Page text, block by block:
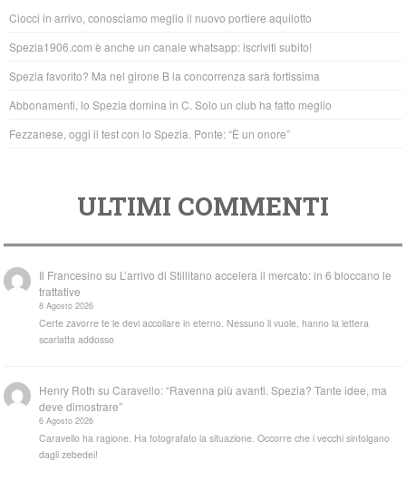
o
o
k
p
p
Ciocci in arrivo, conosciamo meglio il nuovo portiere aquilotto
Spezia1906.com è anche un canale whatsapp: iscriviti subito!
Spezia favorito? Ma nel girone B la concorrenza sarà fortissima
Abbonamenti, lo Spezia domina in C. Solo un club ha fatto meglio
Fezzanese, oggi il test con lo Spezia. Ponte: “È un onore”
ULTIMI COMMENTI
Il Francesino su L’arrivo di Stillitano accelera il mercato: in 6 bloccano le
trattative
8 Agosto 2026
Certe zavorre te le devi accollare in eterno. Nessuno li vuole, hanno la lettera
scarlatta addosso
Henry Roth suCaravello: “Ravenna più avanti. Spezia? Tante idee, ma
deve dimostrare”
6 Agosto 2026
Caravello ha ragione. Ha fotografato la situazione. Occorre che i vecchi sintolgano
dagli zebedei!